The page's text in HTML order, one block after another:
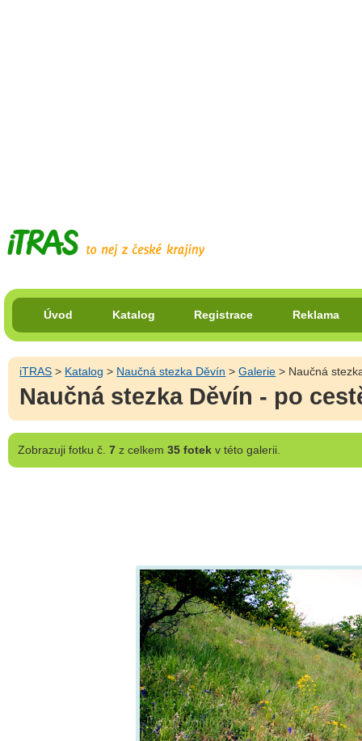
Úvod Katalog Registrace Reklama
iTRAS > Katalog > Naučná stezka Děvín >Galerie > Naučná
Naučná stezka Děvín - po
Zobrazujifotku č. 7z celkem 35 fotekv této galerii.